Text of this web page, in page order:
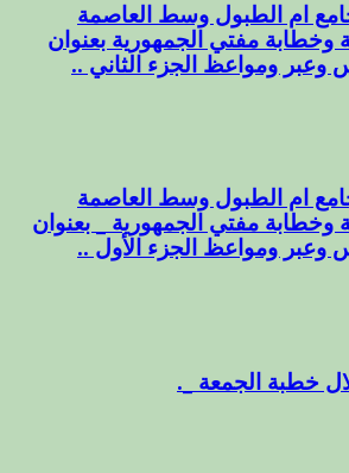
ام الطبول وسط العاصمة
وخطابة مفتي الجمهورية بعنوان
وعبر ومواعظ الجزء الثاني ..
ام الطبول وسط العاصمة
وخطابة مفتي الجمهورية _ بعنوان
وعبر ومواعظ الجزء الأول ..
خطبة الجمعة _.